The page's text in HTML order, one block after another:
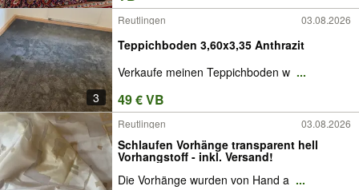
3
Reutlingen 03.08.2026
Teppichboden 3,60x3,35 Anthrazit
Verkaufe meinen Teppichboden w ...
49 € VB
Reutlingen 03.08.2026
Schlaufen Vorhänge transparent hell
Vorhangstoff - inkl. Versand!
Die Vorhänge wurden von Hand a ...